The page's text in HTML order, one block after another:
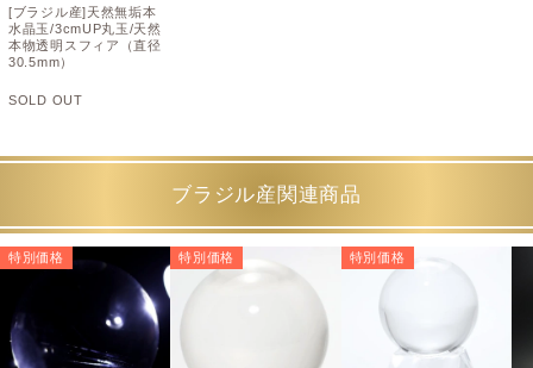
[ブラジル産]天然無垢本
水晶玉/3cmUP丸玉/天然
本物透明スフィア（直径
30.5mm）
SOLD OUT
ブラジル産関連商品
特別価格 特別価格 特別価格